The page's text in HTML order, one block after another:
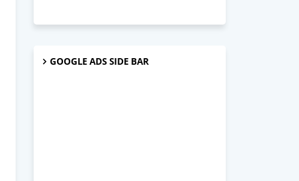
GOOGLE ADS SIDE BAR